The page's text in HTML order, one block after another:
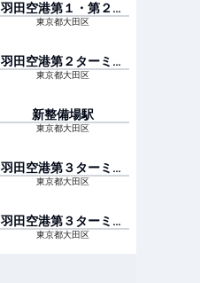
羽田空港第１・第２タ
ーミナル(京急)
東京都大田区
羽田空港第２ターミナ
ル(モノレール)
東京都大田区
新整備場駅
東京都大田区
羽田空港第３ターミナ
ル(モノレール)
東京都大田区
羽田空港第３ターミナ
ル(京急)駅
東京都大田区